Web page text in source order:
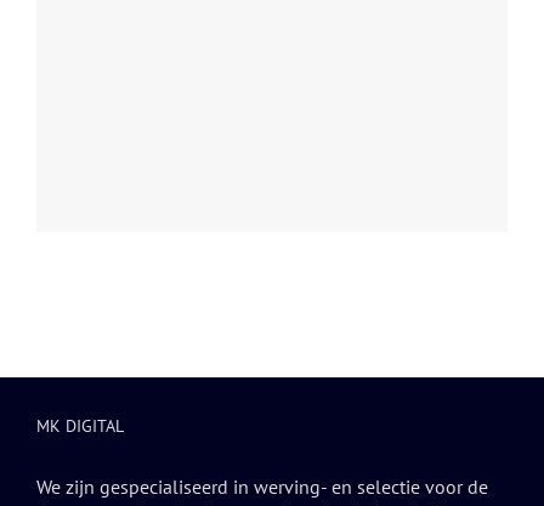
MK DIGITAL
We zijn gespecialiseerd in werving- en selectie voor de